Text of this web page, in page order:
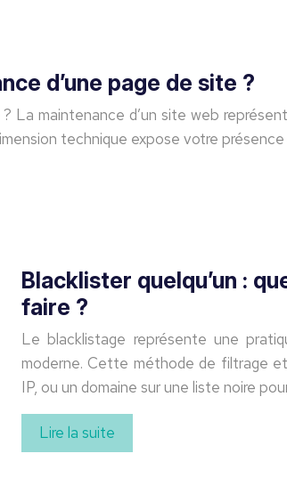
d’une page de site ?
La maintenance d’un site web
technique expose votre
Blacklister quelqu’un :
faire ?
Le blacklistage représente une
moderne. Cette méthode de filtrage et
IP, ou un domaine sur une liste noire
Lire la suite